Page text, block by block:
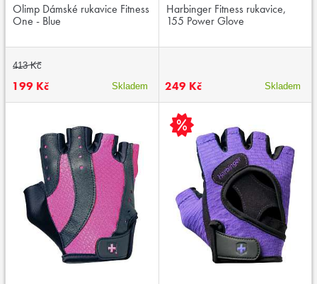
Olimp Dámské rukavice Fitness
One - Blue
413 Kč
199 Kč Skladem
Harbinger Fitness rukavice,
155 Power Glove
249 Kč Skladem